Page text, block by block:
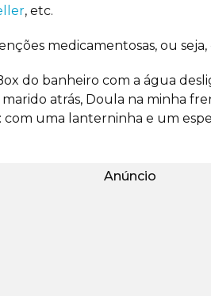
, etc.
medicamentosas, ou
do banheiro com a água
atrás, Doula na minha
uma lanterninha e um
Anúncio